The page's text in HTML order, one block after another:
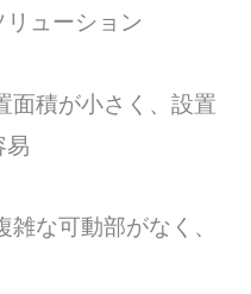
ューション
面積が小さく、設置
易
雑な可動部がなく、